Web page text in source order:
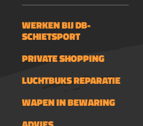
WERKEN BIJ DB-
SCHIETSPORT
PRIVATE SHOPPING
LUCHTBUKS REPARATIE
WAPEN IN BEWARING